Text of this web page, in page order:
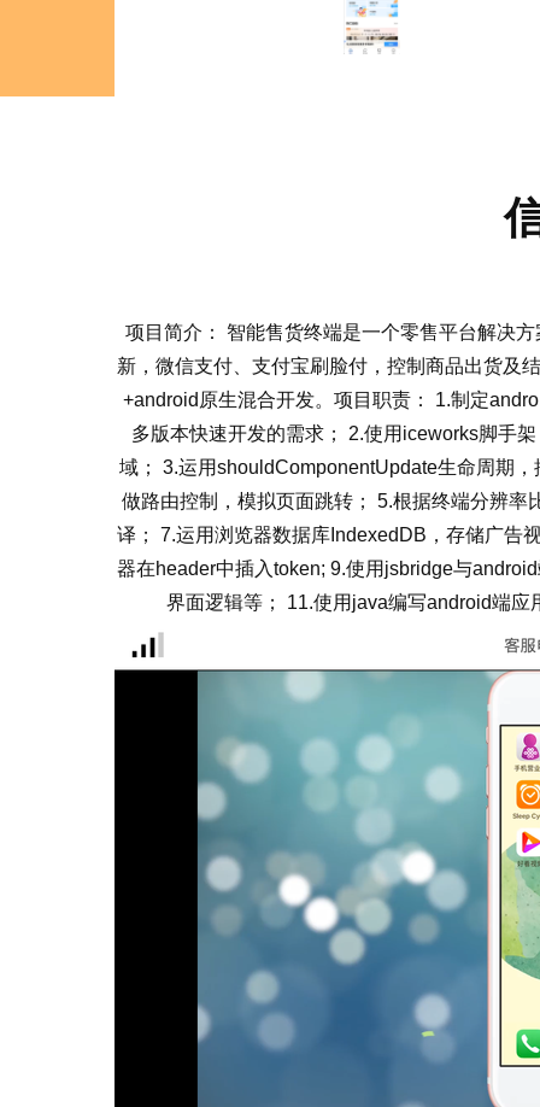
项目简介： 智能售货终端是一个零售平台解决
新，微信支付、支付宝刷脸付，控制商品出货及
+android原生混合开发。项目职责： 1.制定
多版本快速开发的需求； 2.使用iceworks脚手
域； 3.运用shouldComponentUpdate生命周期
做路由控制，模拟页面跳转； 5.根据终端分辨
译； 7.运用浏览器数据库IndexedDB，存储广告
器在header中插入token; 9.使用jsbridge与
界面逻辑等； 11.使用java编写android端